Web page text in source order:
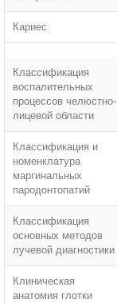
Кариес
Классификация
воспалительных
процессов челюстно-
лицевой области
Классификация и
номенклатура
маргинальных
пародонтопатий
Классификация
основных методов
лучевой диагностики
Клиническая
анатомия глотки